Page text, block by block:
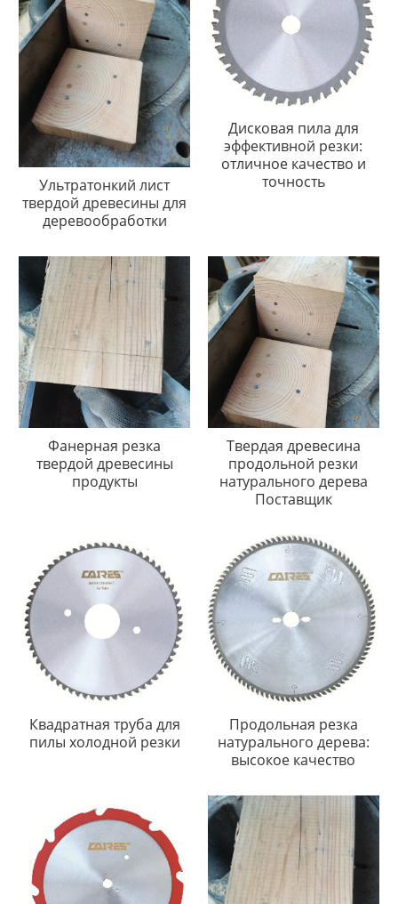
Ультратонкий лист
твердой древесины для
деревообработки
Дисковая пила для
эффективной резки:
отличное качество и
точность
Фанерная резка
твердой древесины
продукты
Твердая древесина
продольной резки
натурального дерева
Поставщик
Квадратная труба для
пилы холодной резки
Продольная резка
натурального дерева:
высокое качество